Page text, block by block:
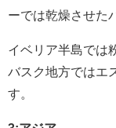
ーでは乾燥させた
イベリア半島では
バスク地方ではエ
す。